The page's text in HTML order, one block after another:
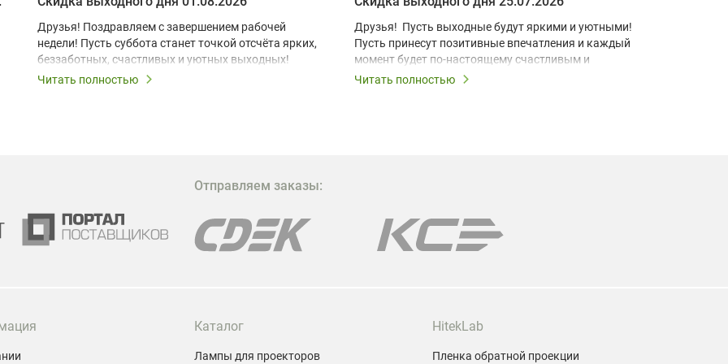
Друзья! Поздравляем с завершением рабочей
недели! Пусть суббота станет точкой отсчёта ярких,
беззаботных, счастливых и уютных выходных!
Читать полностью
Друзья! Пусть выходные будут яркими и уютными!
Пусть принесут позитивные впечатления и каждый
момент будет по-настоящему счастливым и
запоминающимся!
Гарантия на все лампы!
Читать полностью
Отправляем заказы:
Каталог
Лампы для проекторов
HitekLab
Пленка обратной проекции